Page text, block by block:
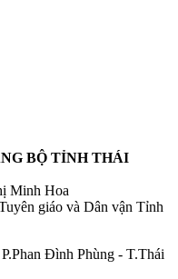
BỘ TỈNH THÁI
Minh Hoa
giáo và Dân vận Tỉnh
Đình Phùng - T.Thái